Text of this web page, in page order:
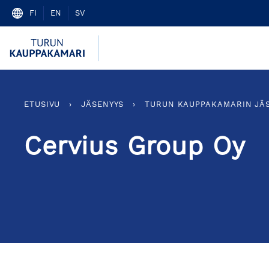
Skip
FI EN SV
ETUSIVU › JÄSENYYS › TURUN KAUPPAKAMARIN
Cervius Group Oy